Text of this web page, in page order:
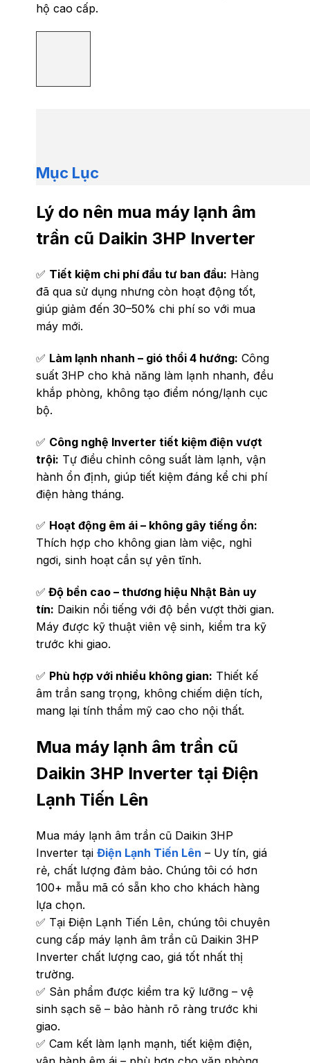
hộ cao cấp.
Mục Lục
Lý do nên mua máy lạnh âm
trần cũ Daikin 3HP Inverter
✅ Tiết kiệm chi phí đầu tư ban đầu: Hàng
đã qua sử dụng nhưng còn hoạt động tốt,
giúp giảm đến 30–50% chi phí so với mua
máy mới.
✅ Làm lạnh nhanh – gió thổi 4 hướng: Công
suất 3HP cho khả năng làm lạnh nhanh, đều
khắp phòng, không tạo điểm nóng/lạnh cục
bộ.
✅ Công nghệ Inverter tiết kiệm điện vượt
trội: Tự điều chỉnh công suất làm lạnh, vận
hành ổn định, giúp tiết kiệm đáng kể chi phí
điện hàng tháng.
✅ Hoạt động êm ái – không gây tiếng ồn:
Thích hợp cho không gian làm việc, nghỉ
ngơi, sinh hoạt cần sự yên tĩnh.
✅ Độ bền cao – thương hiệu Nhật Bản uy
tín: Daikin nổi tiếng với độ bền vượt thời gian.
Máy được kỹ thuật viên vệ sinh, kiểm tra kỹ
trước khi giao.
✅ Phù hợp với nhiều không gian: Thiết kế
âm trần sang trọng, không chiếm diện tích,
mang lại tính thẩm mỹ cao cho nội thất.
Mua máy lạnh âm trần cũ
Daikin 3HP Inverter tại Điện
Lạnh Tiến Lên
Mua máy lạnh âm trần cũ Daikin 3HP
Inverter tại Điện Lạnh Tiến Lên – Uy tín, giá
rẻ, chất lượng đảm bảo. Chúng tôi có hơn
100+ mẫu mã có sẵn kho cho khách hàng
lựa chọn.
✅ Tại Điện Lạnh Tiến Lên, chúng tôi chuyên
cung cấp máy lạnh âm trần cũ Daikin 3HP
Inverter chất lượng cao, giá tốt nhất thị
trường.
✅ Sản phẩm được kiểm tra kỹ lưỡng – vệ
sinh sạch sẽ – bảo hành rõ ràng trước khi
giao.
✅ Cam kết làm lạnh mạnh, tiết kiệm điện,